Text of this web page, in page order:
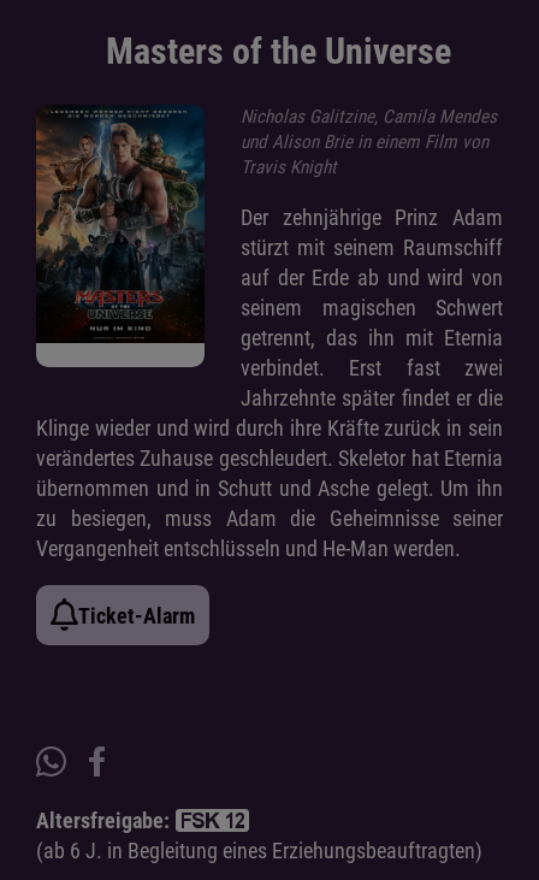
Masters of the Universe
Nicholas Galitzine, Camila Mendes
und Alison Brie in einem Film von
Travis Knight
Der zehnjährige Prinz Adam
stürzt mit seinem Raumschiff
auf der Erde ab und wird von
seinem magischen Schwert
getrennt, das ihn mit Eternia
verbindet. Erst fast zwei
Jahrzehnte später findet er die
Klinge wieder und wird durch ihre Kräfte zurück in sein
verändertes Zuhause geschleudert. Skeletor hat Eternia
übernommen und in Schutt und Asche gelegt. Um ihn
zu besiegen, muss Adam die Geheimnisse seiner
Vergangenheit entschlüsseln und He-Man werden.
Ticket-Alarm
Altersfreigabe:
(ab 6 J. in Begleitung eines Erziehungsbeauftragten)